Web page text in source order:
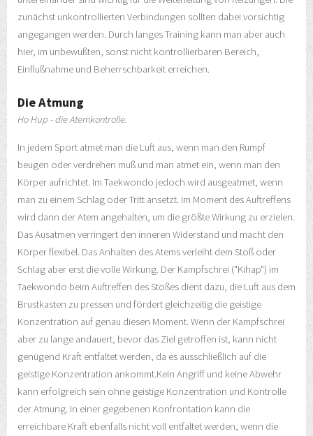
zunächst unkontrollierten Verbindungen sollten dabei vorsichtig
angegangen werden. Durch langes Training kann man aber auch
hier, im unbewußten, sonst nicht kontrollierbaren Bereich,
Einflußnahme und Beherrschbarkeit erreichen.
Die Atmung
Ho Hup - die Atemkontrolle.
In jedem Sport atmet man die Luft aus, wenn man den Rumpf
beugen oder verdrehen muß und man atmet ein, wenn man den
Körper aufrichtet. Im Taekwondo jedoch wird ausgeatmet, wenn
man zu einem Schlag oder Tritt ansetzt. Im Moment des Auftreffens
wird dann der Atem angehalten, um die größte Wirkung zu erzielen.
Das Ausatmen verringert den inneren Widerstand und macht den
Körper flexibel. Das Anhalten des Atems verleiht dem Stoß oder
Schlag aber erst die volle Wirkung. Der Kampfschrei ("Kihap") im
Taekwondo beim Auftreffen des Stoßes dient dazu, die Luft aus dem
Brustkasten zu pressen und fördert gleichzeitig die geistige
Konzentration auf genau diesen Moment. Wenn der Kampfschrei
aber zu lange andauert, bevor das Ziel getroffen ist, kann nicht
genügend Kraft entfaltet werden, da es ausschließlich auf die
geistige Konzentration ankommt.Kein Angriff und keine Abwehr
kann erfolgreich sein ohne geistige Konzentration und Kontrolle
der Atmung. In einer gegebenen Konfrontation kann die
erreichbare Kraft ebenfalls nicht voll entfaltet werden, wenn die